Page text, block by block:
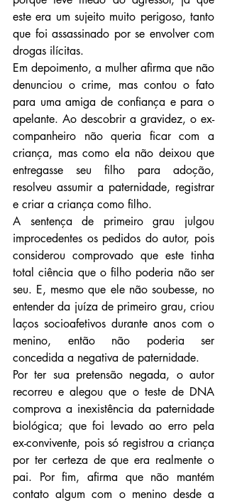
este era um sujeito muito perigoso, tanto
que foi assassinado por se envolver com
drogas ilícitas.
Em depoimento, a mulher afirma que não
denunciou o crime, mas contou o fato
para uma amiga de confiança e para o
apelante. Ao descobrir a gravidez, o ex-
companheiro não queria ficar com a
criança, mas como ela não deixou que
entregasse seu filho para adoção,
resolveu assumir a paternidade, registrar
e criar a criança como filho.
A sentença de primeiro grau julgou
improcedentes os pedidos do autor, pois
considerou comprovado que este tinha
total ciência que o filho poderia não ser
seu. E, mesmo que ele não soubesse, no
entender da juíza de primeiro grau, criou
laços socioafetivos durante anos com o
menino, então não poderia ser
concedida a negativa de paternidade.
Por ter sua pretensão negada, o autor
recorreu e alegou que o teste de DNA
comprova a inexistência da paternidade
biológica; que foi levado ao erro pela
ex-convivente, pois só registrou a criança
por ter certeza de que era realmente o
pai. Por fim, afirma que não mantém
contato algum com o menino desde a